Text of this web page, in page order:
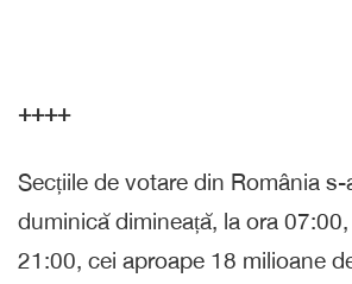
++++
Secțiile de votare din România
duminică dimineață, la ora
21:00, cei aproape 18 milioane